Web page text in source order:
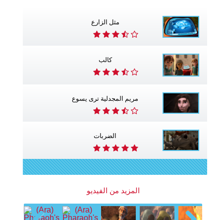
مثل الزارع
كالب
مريم المجدلية ترى يسوع
الضربات
المزيد من الفيديو